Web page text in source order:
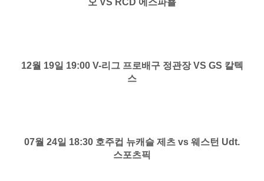
오 VS RCD 에스파뇰
12월 19일 19:00 V-리그 프로배구 정관장 VS GS 칼텍
스
07월 24일 18:30 호주컵 뉴캐슬 제츠 vs 웨스턴 Udt.
스포츠픽